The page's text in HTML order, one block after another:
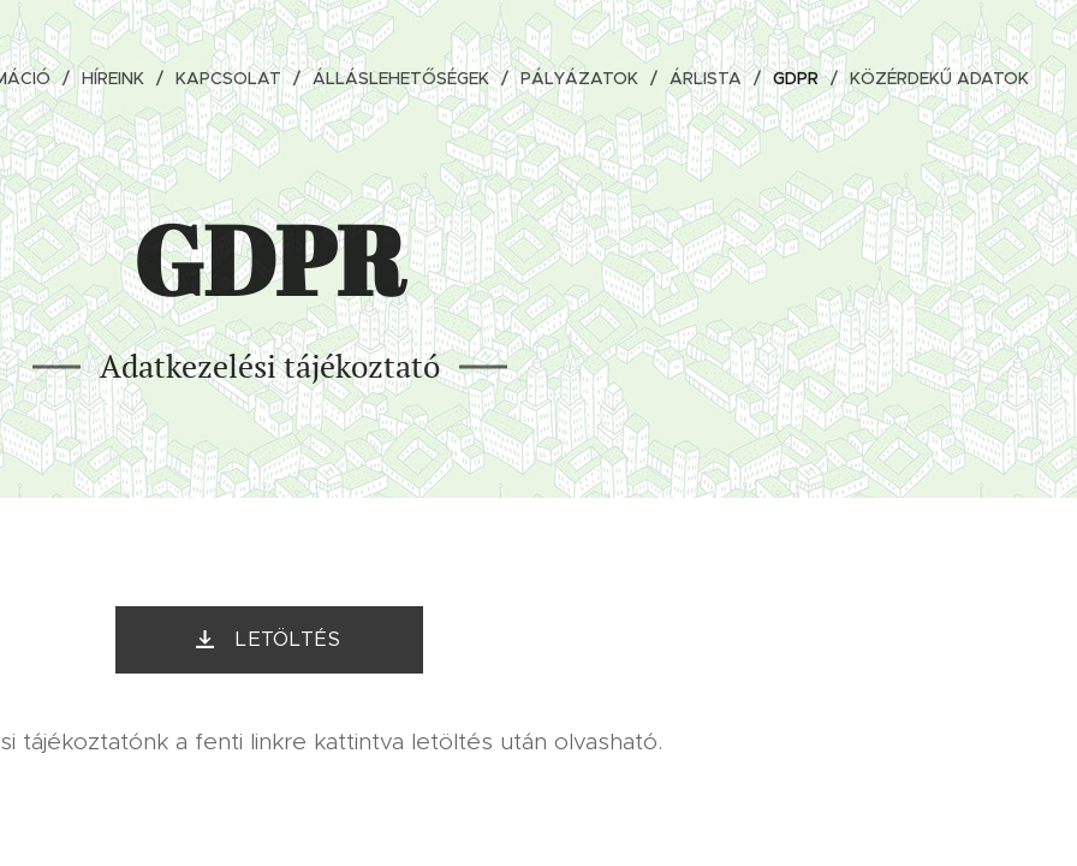
HÍREINK KAPCSOLAT ÁLLÁSLEHETŐSÉGEK PÁLYÁZATOK ÁRLISTA GDPR KÖZÉRDEKŰ ADATOK
GDPR
Adatkezelési tájékoztató
LETÖLTÉS
tájékoztatónk a fenti linkre kattintva letöltés után olvasható.